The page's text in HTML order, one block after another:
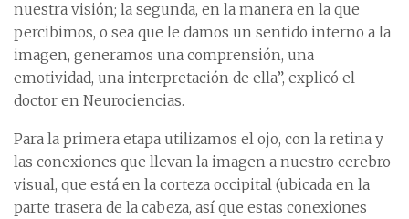
nuestra visión; la segunda, en la manera en la que
percibimos, o sea que le damos un sentido interno a la
imagen, generamos una comprensión, una
emotividad, una interpretación de ella”, explicó el
doctor en Neurociencias.
Para la primera etapa utilizamos el ojo, con la retina y
las conexiones que llevan la imagen a nuestro cerebro
visual, que está en la corteza occipital (ubicada en la
parte trasera de la cabeza, así que estas conexiones